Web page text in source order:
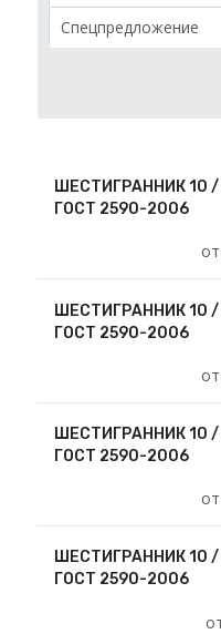
Спецпредложение
ШЕСТИГРАННИК 10
ГОСТ 2590-2006
ШЕСТИГРАННИК 10
ГОСТ 2590-2006
ШЕСТИГРАННИК 10
ГОСТ 2590-2006
ШЕСТИГРАННИК 10
ГОСТ 2590-2006